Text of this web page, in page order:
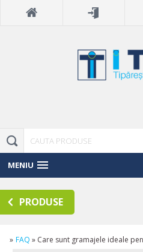
MENIU
PRODUSE
» FAQ » Care sunt gramajele ideale